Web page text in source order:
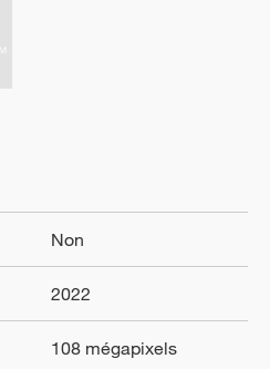
Non
2022
108 mégapixels